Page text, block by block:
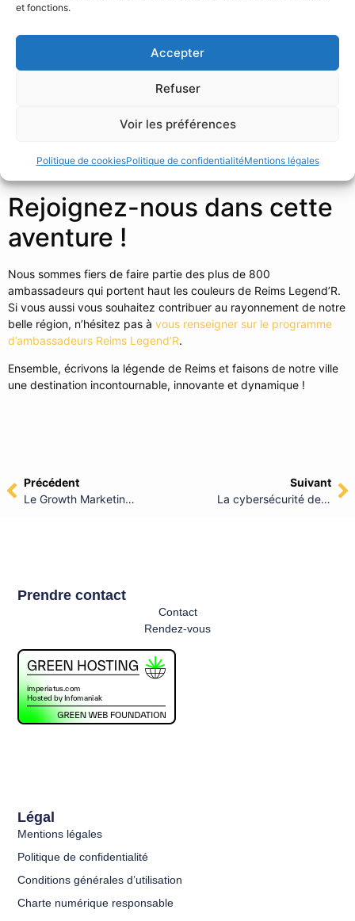
et fonctions.
Accepter
Refuser
Voir les préférences
Politique de cookiesPolitique de confidentialitéMentions légales
L’avenir s’écrit en digital
En tant qu’agence digitale, nous sommes convaincus que le
l’attractivité de Reims. Nous souhaitons que l’expertise de
Rejoignez-nous dans cette
aventure !
Nous sommes fiers de faire partie des plus de 800
ambassadeurs qui portent haut les couleurs de Reims Legend’R.
Si vous aussi vous souhaitez contribuer au rayonnement de notre
belle région, n’hésitez pas à vous renseigner sur le programme
d’ambassadeurs Reims Legend’R.
Ensemble, écrivons la légende de Reims et faisons de notre ville
une destination incontournable, innovante et dynamique !
Précédent
Le Growth Marketing : entre innovation et préoccupations éthiques
Suivant
La cybersécurité des petites communes : un enjeu majeur souvent sous-estimé
Légal
Mentions légales
Politique de confidentialité
Conditions générales d’utilisation
Charte numérique responsable
Prendre contact
Contact
Rendez-vous